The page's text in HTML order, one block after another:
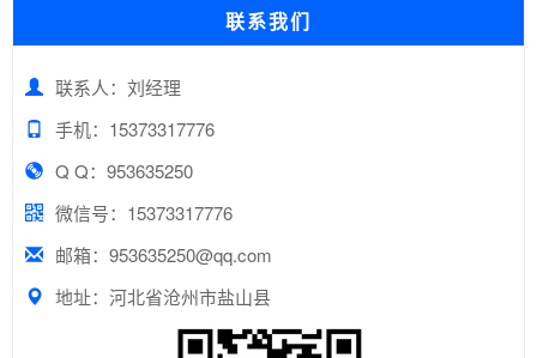
联系我们
联系人：刘经理
手机：15373317776
Q Q：953635250
微信号：15373317776
邮箱：953635250@qq.com
地址：河北省沧州市盐山县